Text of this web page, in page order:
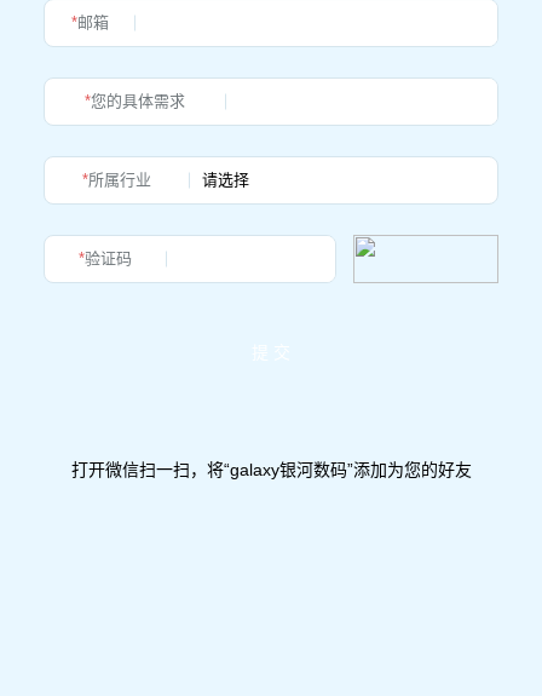
*邮箱
*您的具体需求
*所属行业
*验证码
打开微信扫一扫，将“galaxy银河数码”添加为您的好友